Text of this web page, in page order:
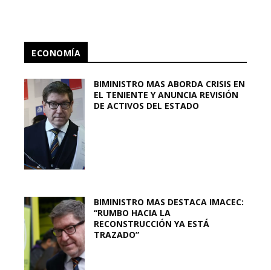
ECONOMÍA
BIMINISTRO MAS ABORDA CRISIS EN
EL TENIENTE Y ANUNCIA REVISIÓN
DE ACTIVOS DEL ESTADO
BIMINISTRO MAS DESTACA IMACEC:
“RUMBO HACIA LA
RECONSTRUCCIÓN YA ESTÁ
TRAZADO”